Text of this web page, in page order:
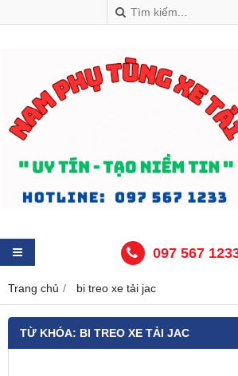
097 567
Trang chủ bi treo xe tải jac
TỪ KHÓA: BI TREO XE TẢI JAC